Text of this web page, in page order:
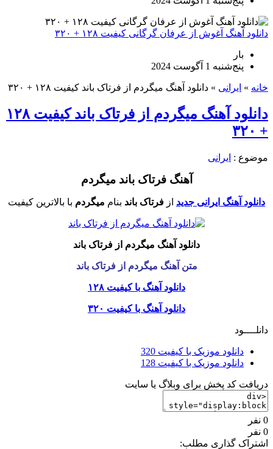
دانلود آهنگ آغوش از عرفان گرگانی کیفیت ۱۲۸ + ۳۲۰
بار
پنج‌شنبه 1 آگوست 2024
خانه » ایرانی » دانلود آهنگ میگردم از فرتاک باند کیفیت ۱۲۸ + ۳۲۰
دانلود آهنگ میگردم از فرتاک باند کیفیت ۱۲۸
+ ۳۲۰
موضوع : ایرانی
آهنگ فرتاک باند میگردم
دانلود آهنگ ایرانی جدید از فرتاک باند بنام میگردم با بالاترین کیفیت
دانلود آهنگ میگردم از فرتاک باند
متن آهنگ میگردم از فرتاک باند
دانلود آهنگ با کیفیت ۱۲۸
دانلود آهنگ با کیفیت ۳۲۰
دانلــــود
دانلود موزیک با کیفیت 320
دانلود موزیک با کیفیت 128
دریافت کد پخش برای وبلاگ یا سایت
0 نفر
0 نفر
اشتراک گذاری مطلب: